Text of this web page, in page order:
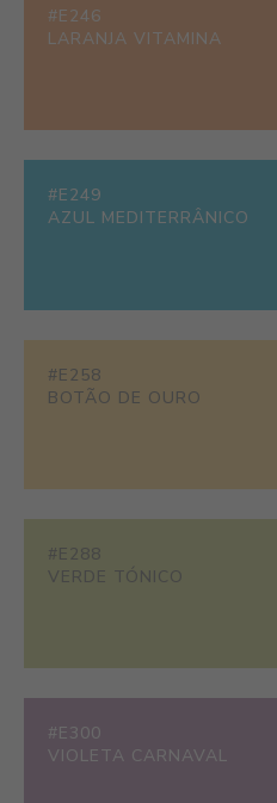
#E246
LARANJA VITAMINA
#E249
AZUL MEDITERRÂNICO
#E258
BOTÃO DE OURO
#E288
VERDE TÓNICO
#E300
VIOLETA CARNAVAL